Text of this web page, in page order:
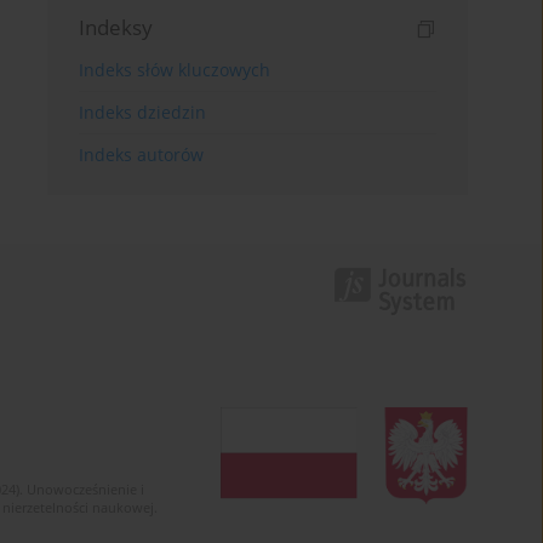
Indeksy
Indeks słów kluczowych
Indeks dziedzin
Indeks autorów